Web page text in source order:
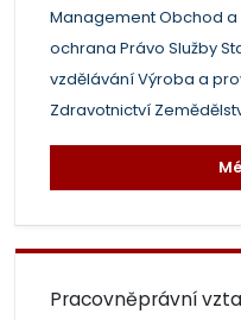
ManagementObchod a
ochrana Právo Služby
vzděláváníVýroba a
Zdravotnictví
Pracovněprávní